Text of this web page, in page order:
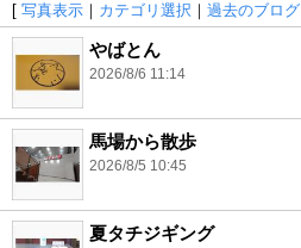
[ 写真表示 ｜ カテゴリ選択 ｜ 過去のブログ
やばとん
2026/8/6 11:14
馬場から散歩
2026/8/5 10:45
夏タチジギング